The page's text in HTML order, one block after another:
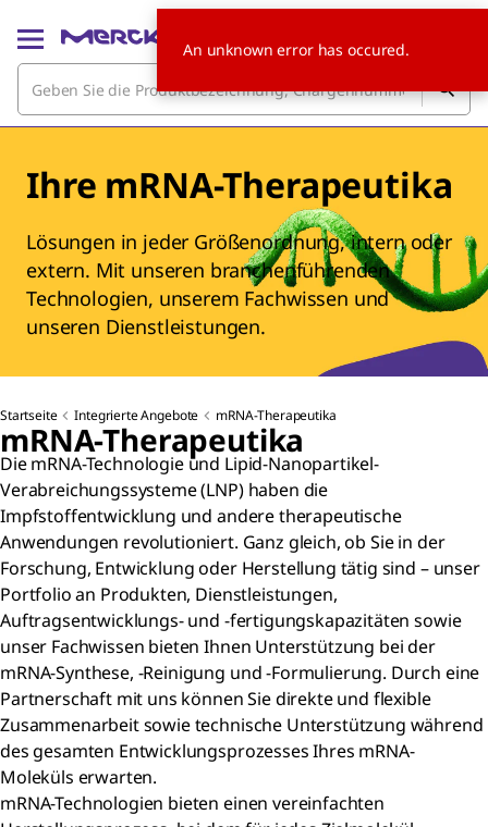
Ihre mRNA-Therapeutika
Lösungen in jeder Größenordnung, intern oder
extern. Mit unseren branchenführenden
Technologien, unserem Fachwissen und
unseren Dienstleistungen.
Startseite Integrierte Angebote mRNA-Therapeutika
mRNA-Therapeutika
Die mRNA-Technologie und Lipid-Nanopartikel-
Verabreichungssysteme (LNP) haben die
Impfstoffentwicklung und andere therapeutische
Anwendungen revolutioniert. Ganz gleich, ob Sie in der
Forschung, Entwicklung oder Herstellung tätig sind – unser
Portfolio an Produkten, Dienstleistungen,
Auftragsentwicklungs- und -fertigungskapazitäten sowie
unser Fachwissen bieten Ihnen Unterstützung bei der
mRNA-Synthese, -Reinigung und -Formulierung. Durch eine
Partnerschaft mit uns können Sie direkte und flexible
Zusammenarbeit sowie technische Unterstützung während
des gesamten Entwicklungsprozesses Ihres mRNA-
Moleküls erwarten.
mRNA-Technologien bieten einen vereinfachten
An unknown error has occured.